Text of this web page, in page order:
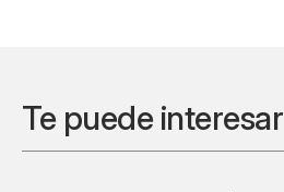
Te puede interesar